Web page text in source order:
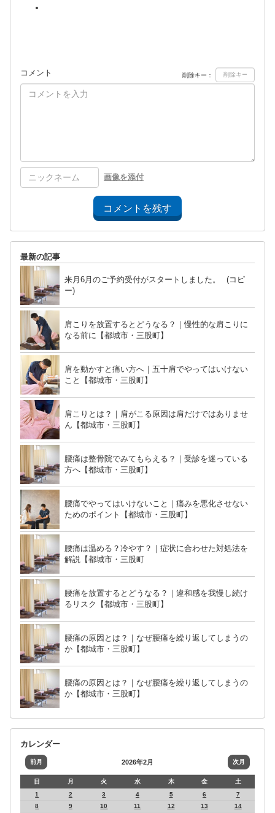
コメント 削除キー：
画像を添付
コメントを残す
最新の記事
来月6月のご予約受付がスタートしました。 (コピ
ー)
肩こりを放置するとどうなる？｜慢性的な肩こりに
なる前に【都城市・三股町】
肩を動かすと痛い方へ｜五十肩でやってはいけない
こと【都城市・三股町】
肩こりとは？｜肩がこる原因は肩だけではありませ
ん【都城市・三股町】
腰痛は整骨院でみてもらえる？｜受診を迷っている
方へ【都城市・三股町】
腰痛でやってはいけないこと｜痛みを悪化させない
ためのポイント【都城市・三股町】
腰痛は温める？冷やす？｜症状に合わせた対処法を
解説【都城市・三股町
腰痛を放置するとどうなる？｜違和感を我慢し続け
るリスク【都城市・三股町】
腰痛の原因とは？｜なぜ腰痛を繰り返してしまうの
か【都城市・三股町】
腰痛の原因とは？｜なぜ腰痛を繰り返してしまうの
か【都城市・三股町】
カレンダー
前月 2026年2月 次月
日 月 火 水 木 金
土
1
2 3 4 5 6
7
8
9 10 11 12 13
14